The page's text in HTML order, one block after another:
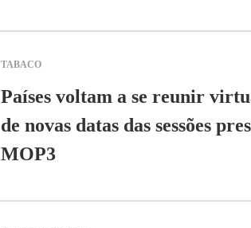
TABACO
Países voltam a se reunir
de novas datas das sessões
MOP3